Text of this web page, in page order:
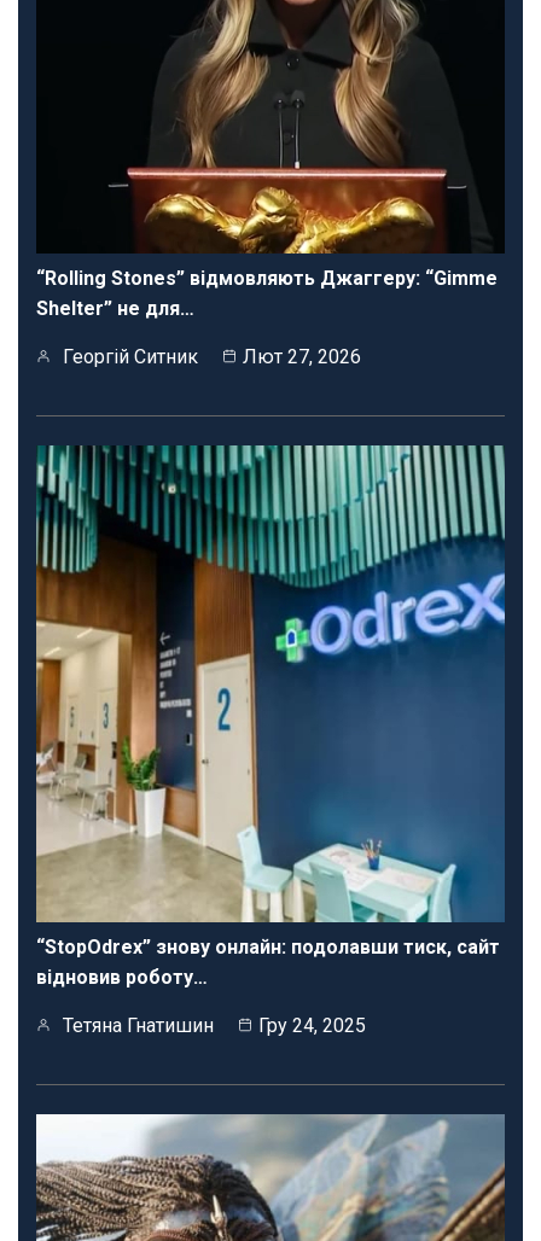
“Rolling Stones” відмовляють Джаггеру: “Gimme
Shelter” не для…
Георгій Ситник Лют 27, 2026
“StopOdrex” знову онлайн: подолавши тиск, сайт
відновив роботу…
Тетяна Гнатишин Гру 24, 2025